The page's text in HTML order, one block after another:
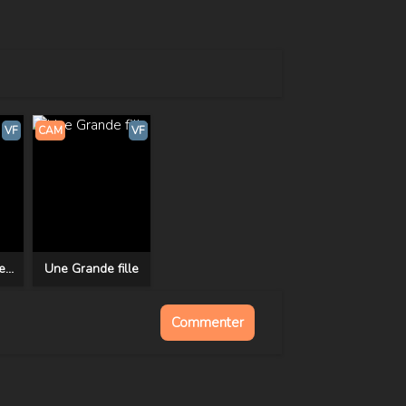
La Grande Bellezza
VF
Une Grande fille
CAM VF
Commenter